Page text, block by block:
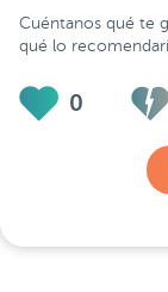
Cuéntanos qué te
qué lo
0